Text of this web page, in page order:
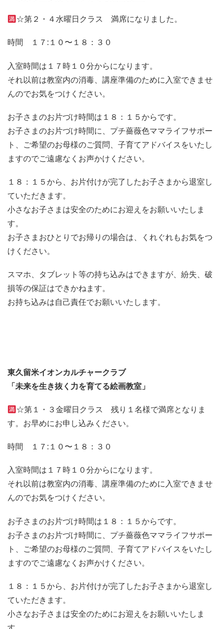
☆第２・４水曜日クラス 満席になりました。
時間 １７:１０〜１８：３０
入室時間は１７時１０分からになります。
それ以前は教室内の消毒、講座準備のために入室できませ
んのでお気をつけください。
お子さまのお片づけ時間は１８：１５からです。
お子さまのお片づけ時間に、プチ薔薇色ママライフサポー
ト、ご希望のお母様のご質問、子育てアドバイスをいたし
ますのでご遠慮なくお声かけください。
１８：１５から、お片付けが完了したお子さまから退室し
ていただきます。
小さなお子さまは安全のためにお迎えをお願いいたしま
す。
お子さまおひとりでお帰りの場合は、くれぐれもお気をつ
けください。
スマホ、タブレット等の持ち込みはできますが、紛失、破
損等の保証はできかねます。
お持ち込みは自己責任でお願いいたします。
東久留米イオンカルチャークラブ
「未来を生き抜く力を育てる絵画教室」
☆第１・３金曜日クラス 残り１名様で満席となりま
す。お早めにお申し込みください。
時間 １７:１０〜１８：３０
入室時間は１７時１０分からになります。
それ以前は教室内の消毒、講座準備のために入室できませ
んのでお気をつけください。
お子さまのお片づけ時間は１８：１５からです。
お子さまのお片づけ時間に、プチ薔薇色ママライフサポー
ト、ご希望のお母様のご質問、子育てアドバイスをいたし
ますのでご遠慮なくお声かけください。
１８：１５から、お片付けが完了したお子さまから退室し
ていただきます。
小さなお子さまは安全のためにお迎えをお願いいたしま